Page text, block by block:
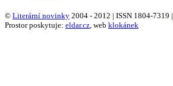
© Literární novinky 2004 - 2012 | ISSN 1804-7319 |
Prostor poskytuje: eldar.cz , web klokánek